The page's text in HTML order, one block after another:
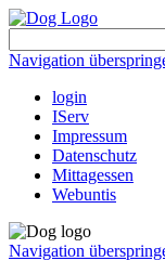
Navigation
login
IServ
Impressum
Datenschutz
Mittagessen
Webuntis
Navigation